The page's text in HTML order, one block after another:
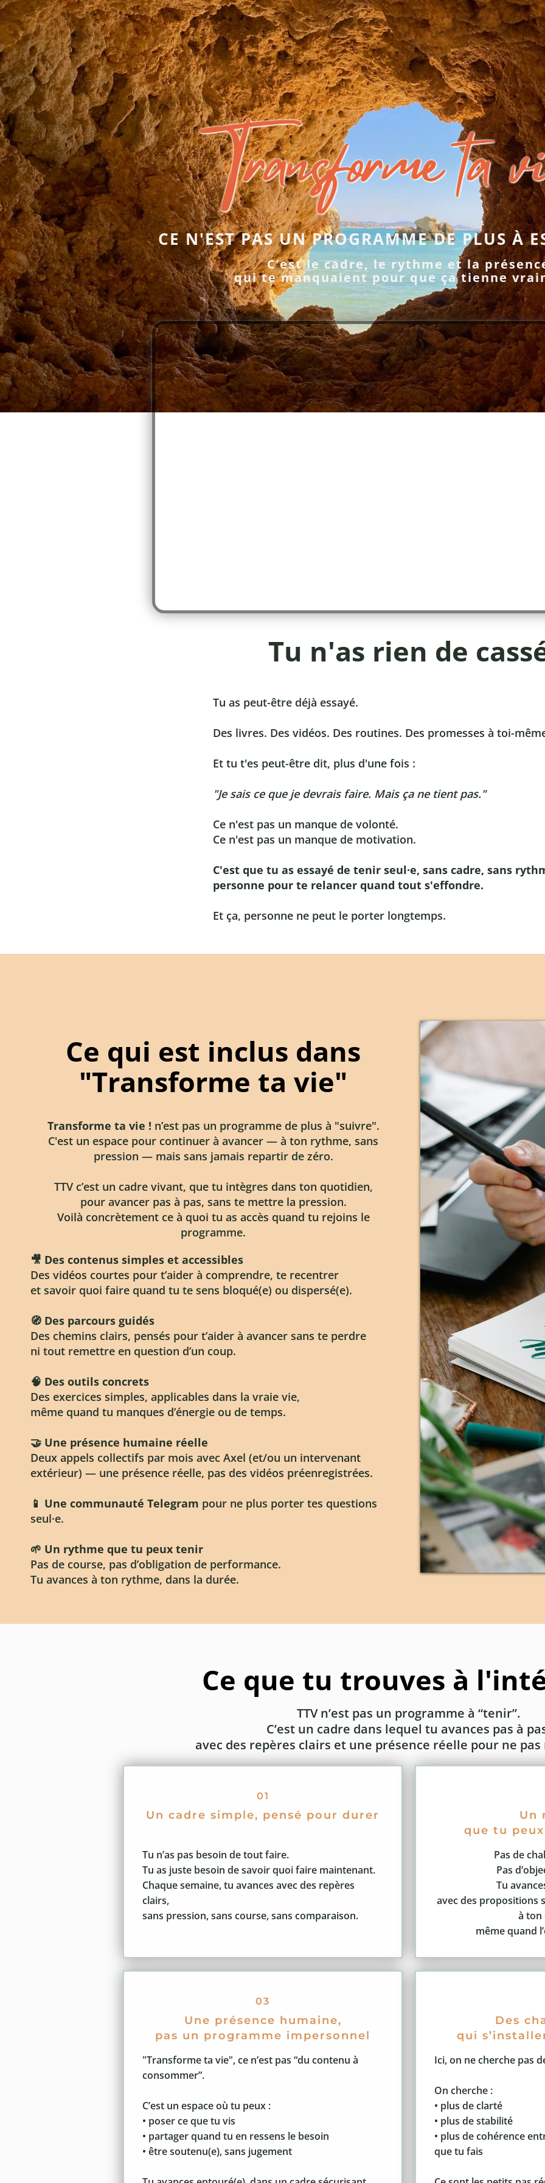
CE N'EST PAS UN PROGRAMME DE PLUS À
C’est le cadre, le rythme et la
qui te manquaient pour que ça tienne
Tu n'as rien de
Tu as peut-être déjà essayé.
Des livres. Des vidéos. Des routines. Des promesses à toi-
Et tu t'es peut-être dit, plus d'une fois :
"Je sais ce que je devrais faire. Mais ça ne tient pas."
Ce n'est pas un manque de volonté.
Ce n'est pas un manque de motivation.
C'est que tu as essayé de tenir seul·e, sans cadre, sans
personne pour te relancer quand tout s'effondre.
Et ça, personne ne peut le porter longtemps.
Ce qui est inclus dans
"Transforme ta vie"
Transforme ta vie ! n’est pas un programme de plus à "suivre".
C'est un espace pour continuer à avancer — à ton rythme, sans
pression — mais sans jamais repartir de zéro.
TTV c’est un cadre vivant, que tu intègres dans ton quotidien,
pour avancer pas à pas, sans te mettre la pression.
Voilà concrètement ce à quoi tu as accès quand tu rejoins le
programme.
🎥 Des contenus simples et accessibles
Des vidéos courtes pour t’aider à comprendre, te recentrer
et savoir quoi faire quand tu te sens bloqué(e) ou dispersé(e).
🧭 Des parcours guidés
Des chemins clairs, pensés pour t’aider à avancer sans te perdre
ni tout remettre en question d’un coup.
🧠 Des outils concrets
Des exercices simples, applicables dans la vraie vie,
même quand tu manques d’énergie ou de temps.
🤝 Une présence humaine réelle
Deux appels collectifs par mois avec Axel (et/ou un intervenant
extérieur) — une présence réelle, pas des vidéos préenregistrées.
📱 Une communauté Telegram pour ne plus porter tes questions
seul·e.
🌱 Un rythme que tu peux tenir
Pas de course, pas d’obligation de performance.
Tu avances à ton rythme, dans la durée.
Ce que tu trouves à
TTV n’est pas un programme à “tenir”.
C’est un cadre dans lequel tu avances pas à
avec des repères clairs et une présence réelle pour ne pas
01
Un cadre simple, pensé pour durer
Tu n’as pas besoin de tout faire.
Tu as juste besoin de savoir quoi faire maintenant.
Chaque semaine, tu avances avec des repères
clairs,
sans pression, sans course, sans comparaison.
Un
que tu
Pas de
Pas
Tu
avec des propositions
à ton
même quand
03
Une présence humaine,
pas un programme impersonnel
"Transforme ta vie", ce n’est pas “du contenu à
consommer”.
C’est un espace où tu peux :
• poser ce que tu vis
• partager quand tu en ressens le besoin
• être soutenu(e), sans jugement
Des
qui
Ici, on ne cherche pas
On cherche :
• plus de clarté
• plus de stabilité
• plus de cohérence
que tu fais